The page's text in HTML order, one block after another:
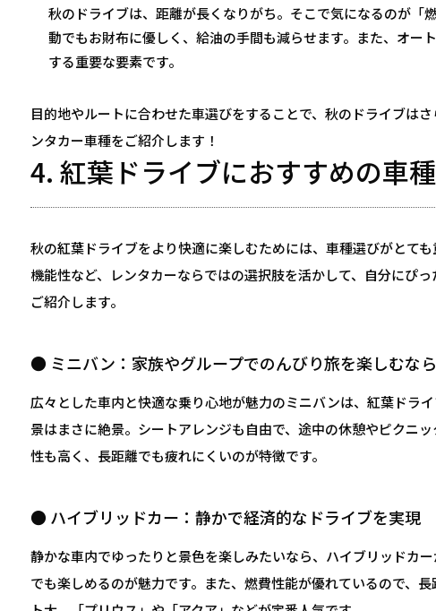
秋のドライブは、距離が長くなりがち。そこで気になるのが「
動でもお財布に優しく、給油の手間も減らせます。また、オー
する重要な要素です。
目的地やルートに合わせた車選びをすることで、秋のドライブは
ンタカー車種をご紹介します！
4. 紅葉ドライブにおすすめの車
秋の紅葉ドライブをより快適に楽しむためには、車種選びがとて
機能性など、レンタカーならではの選択肢を活かして、自分にぴ
ご紹介します。
● ミニバン：家族やグループでのんびり旅を楽しむなら
広々とした車内と快適な乗り心地が魅力のミニバンは、紅葉ドラ
景はまさに絶景。シートアレンジも自由で、途中の休憩やピクニ
性も高く、長距離でも疲れにくいのが特徴です。
● ハイブリッドカー：静かで経済的なドライブを実現
静かな車内でゆったりと景色を楽しみたいなら、ハイブリッドカ
でも楽しめるのが魅力です。また、燃費性能が優れているので、